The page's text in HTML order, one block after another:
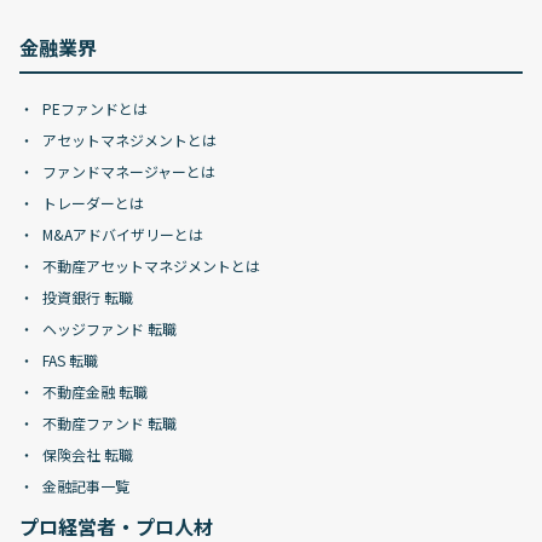
金融業界
PEファンドとは
アセットマネジメントとは
ファンドマネージャーとは
トレーダーとは
M&Aアドバイザリーとは
不動産アセットマネジメントとは
投資銀行 転職
ヘッジファンド 転職
FAS 転職
不動産金融 転職
不動産ファンド 転職
保険会社 転職
金融記事一覧
プロ経営者・プロ人材